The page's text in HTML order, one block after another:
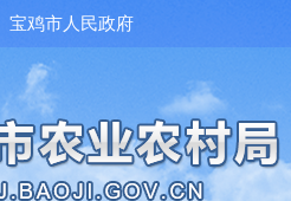
宝鸡市人民政府